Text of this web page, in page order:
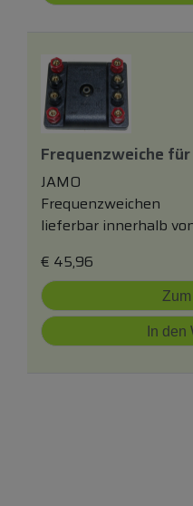
Frequenzweiche für
JAMO
Frequenzweichen
lieferbar innerhalb
€ 45,96
In den